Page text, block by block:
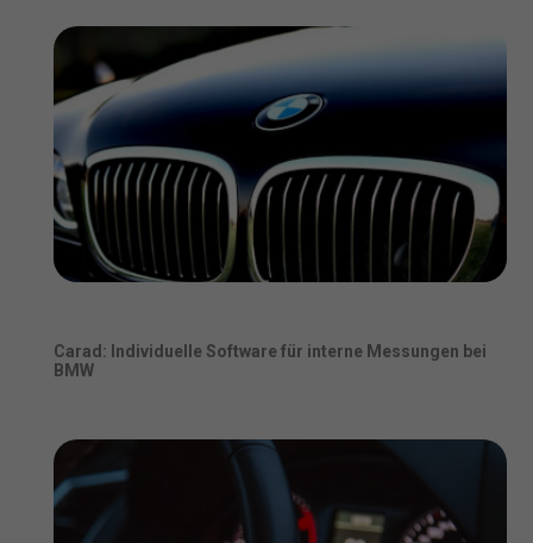
Carad: Individuelle Software für interne Messungen bei
BMW